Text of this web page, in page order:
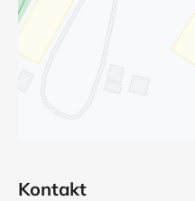
Kontakt